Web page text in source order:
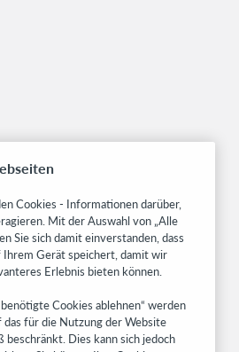
research, events, and much more—
Cookies - Informationen darüber,
Mit der Auswahl von „Alle
Sie sich damit einverstanden, dass
Gerät speichert, damit wir
Erlebnis bieten können.
Cookies ablehnen“ werden
für die Nutzung der Website
Dies kann sich jedoch